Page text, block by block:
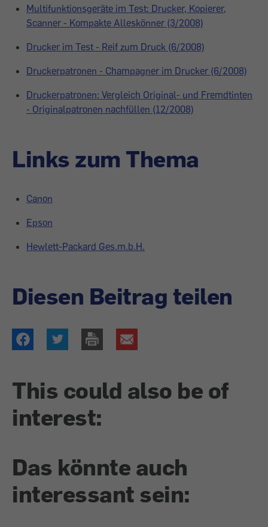
Multifunktionsgeräte im Test: Drucker, Kopierer,
Scanner - Kompakte Alleskönner (3/2008)
Drucker im Test - Reif zum Druck (6/2008)
Druckerpatronen - Champagner im Drucker (6/2008)
Druckerpatronen: Vergleich Original- und Fremdtinten
- Originalpatronen nachfüllen (12/2008)
Links zum Thema
Canon
Epson
Hewlett-Packard Ges.m.b.H.
Diesen Beitrag teilen
This could also be of
interest:
Das könnte auch
interessant sein: